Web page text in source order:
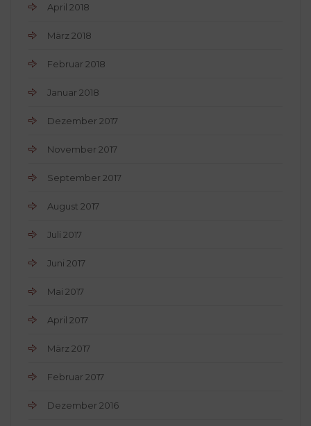
April 2018
März 2018
Februar 2018
Januar 2018
Dezember 2017
November 2017
September 2017
August 2017
Juli 2017
Juni 2017
Mai 2017
April 2017
März 2017
Februar 2017
Dezember 2016